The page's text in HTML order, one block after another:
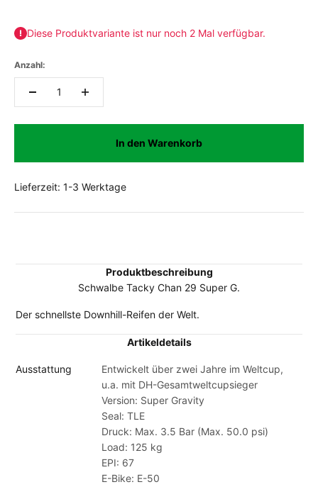
Diese Produktvariante ist nur noch 2 Mal verfügbar.
Anzahl:
In den Warenkorb
Lieferzeit: 1-3 Werktage
Produktbeschreibung
Schwalbe Tacky Chan 29 Super G.
Der schnellste Downhill-Reifen der Welt.
Artikeldetails
Ausstattung
Entwickelt über zwei Jahre im Weltcup,
u.a. mit DH-Gesamtweltcupsieger
Version: Super Gravity
Seal: TLE
Druck: Max. 3.5 Bar (Max. 50.0 psi)
Load: 125 kg
EPI: 67
E-Bike: E-50